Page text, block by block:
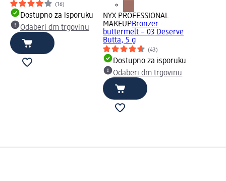
(16)
Dostupno za isporuku
Odaberi dm trgovinu
NYX PROFESSIONAL
MAKEUPBronzer
buttermelt – 03 Deserve
Butta, 5 g
(43)
Dostupno za isporuku
Odaberi dm trgovinu